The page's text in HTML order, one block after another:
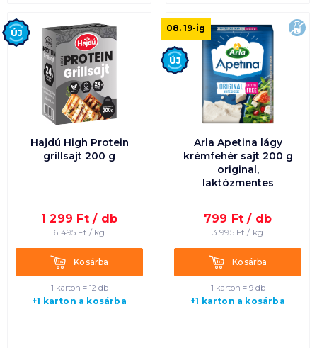
Hajdú High Protein
grillsajt 200 g
1 299 Ft / db
6 495 Ft / kg
KosárbaKosárba
1 karton = 12 db
+1 karton a kosárba
Új
Arla Apetina lágy
krémfehér sajt 200 g
original,
laktózmentes
799 Ft / db
3 995Ft / kg
KosárbaKosárba
1 karton = 9 db
+1 karton a kosárba
08. 19-ig
Új